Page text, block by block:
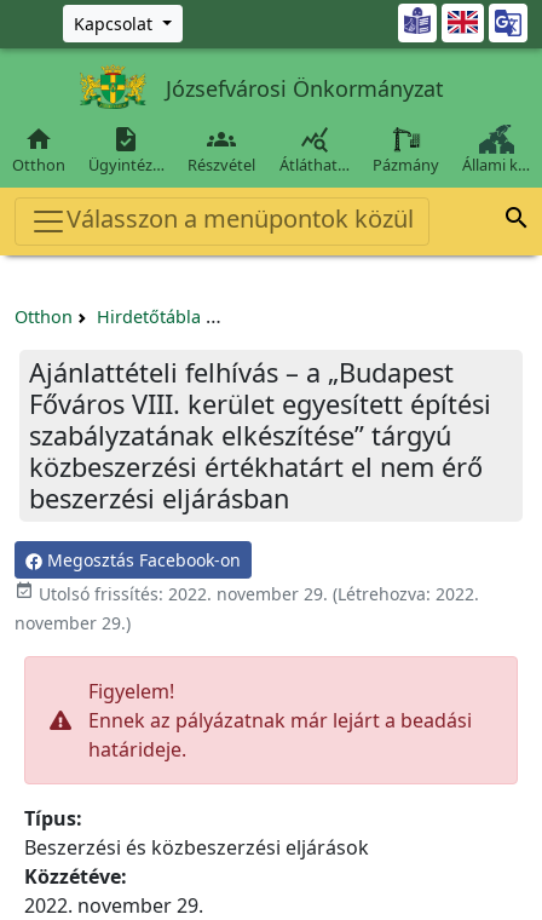
Ugrás a fő tartalomra
Kapcsolat 
Józsefvárosi Önkormányzat

Otthon

Ügyintéz…

Részvétel

Átláthat… Pázmány Állami k…
Válasszon a menüpontok közül 
Otthon Hirdetőtábla
Ajánlattételi felhívás – a „Budapest
Főváros VIII. kerület egyesített építési
szabályzatának elkészítése” tárgyú
közbeszerzési értékhatárt el nem érő
beszerzési eljárásban
Megosztás Facebook-on
 Utolsó frissítés: 2022. november 29. (Létrehozva: 2022.
november 29.)
Figyelem!
Ennek az pályázatnak már lejárt a beadási
határideje.
Típus:
Beszerzési és közbeszerzési eljárások
Közzétéve:
2022. november 29.